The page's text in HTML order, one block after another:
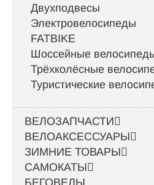
Двухподвесы
Электровелосипеды
FATBIKE
Шоссейные
Трёхколёсные
Туристические
ВЕЛОЗАПЧАСТИ
ВЕЛОАКСЕССУАРЫ
ЗИМНИЕ ТОВАРЫ
САМОКАТЫ